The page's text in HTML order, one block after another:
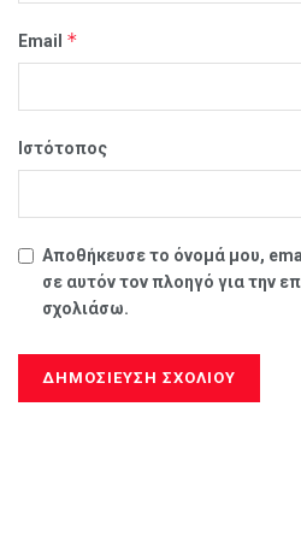
Email *
Ιστότοπος
Αποθήκευσε το όνομά μου,
σε αυτόν τον πλοηγό για την
σχολιάσω.